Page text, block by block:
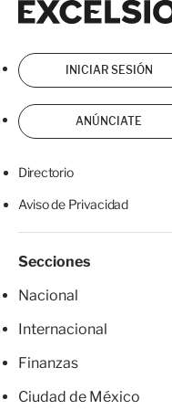
INICIAR SESIÓN
ANÚNCIATE
Directorio
Aviso de Privacidad
Secciones
Nacional
Internacional
Finanzas
Ciudad de México